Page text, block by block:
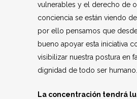
vulnerables y el derecho de
conciencia se están viendo
por ello pensamos que desde
bueno apoyar esta iniciativa
visibilizar nuestra postura en
dignidad de todo ser humano.
La concentración tendrá